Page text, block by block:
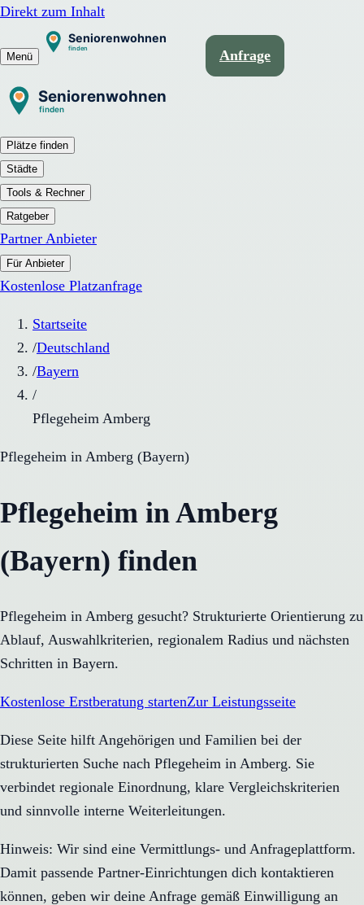
Direkt zum Inhalt
Menü Anfrage
Plätze finden
Städte
Tools & Rechner
Ratgeber
Partner Anbieter
Für Anbieter
Kostenlose Platzanfrage
Startseite
/Deutschland
/Bayern
/
Pflegeheim Amberg
Pflegeheim in Amberg (Bayern)
Pflegeheim in Amberg
(Bayern) finden
Pflegeheim in Amberg gesucht? Strukturierte Orientierung zu
Ablauf, Auswahlkriterien, regionalem Radius und nächsten
Schritten in Bayern.
Kostenlose Erstberatung startenZur Leistungsseite
Diese Seite hilft Angehörigen und Familien bei der
strukturierten Suche nach Pflegeheim in Amberg. Sie
verbindet regionale Einordnung, klare Vergleichskriterien
und sinnvolle interne Weiterleitungen.
Hinweis: Wir sind eine Vermittlungs- und Anfrageplattform.
Damit passende Partner-Einrichtungen dich kontaktieren
können, geben wir deine Anfrage gemäß Einwilligung an